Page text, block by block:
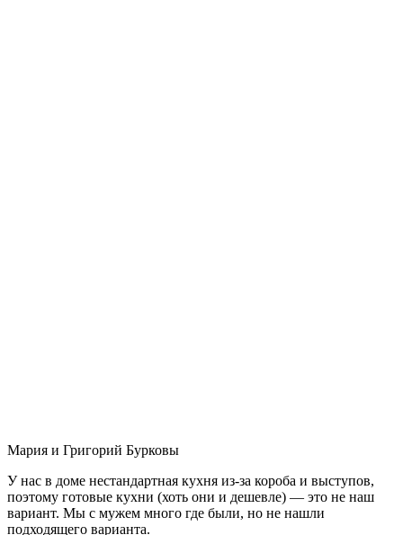
Мария и Григорий Бурковы
У нас в доме нестандартная кухня из-за короба и выступов,
поэтому готовые кухни (хоть они и дешевле) — это не наш
вариант. Мы с мужем много где были, но не нашли
подходящего варианта.